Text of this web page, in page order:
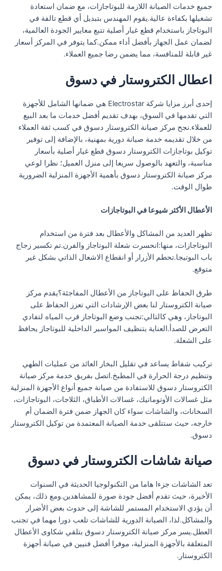
جميع خدمات الصيانة اللازمة للبوتاجازات، مع ضمان استعادة
تشغيلها بكفاءة عالية.يقوم المهندس بتبديل أي قطع تالفة في
البوتاجاز باستخدام قطع غيار أصلية تتبع معايير الجودة العالمية،
لضمان عمل الجهاز بأفضل أداء ممكن.كما يتوفر في المركز أسعار
غير قابلة للمنافسة، مما يضمن رضا جميع العملاء.
اعطال الكتروستار في دسوق
إحدى أبرز مزايا شركة Electrostar هي ضمانها الشامل للأجهزة
التي تقدمها في السوق، بهدف تقديم أفضل خدمات ما بعد البيع
للعملاء.نجح مركز صيانة الكتروستار دسوق في كسب ثقة العملاء
من خلال تقديمه خدمة صيانة دورية بمهنية، بالإضافة إلى توفير
توكيل بوتاجازات الكتروستار دسوق قطع غيار أصلية بأسعار
مناسبة، والتعهد بالوصول سريعا إلى منزل العميل؛ نظرا لوعي
مركز صيانة الكتروستار دسوق بأهمية الأجهزة المنزلية الضرورية
طوال الوقت.
الأعطال الأكثر شيوعا في البوتاجازات
تظهر العديد من المشاكل والأعطال بعد فترة من استخدام
البوتاجازات، منها:انحسرت شعلة البوتاجاز والفرن.تم تكسير زجاج
باب البوتيجا.تحطم الأزرار أو انقطاع الاشعال الذاتي بشكل غير
متوقع.
طرق الحفاظ على البوتاجاز من الأعطال المفاجئة؟يقدم مركز
صيانة الكتروستار لنا بعض الإرشادات التي تعزز الحفاظ على
البوتاجاز، وهي كالتالي:تجنب وضع البوتاجاز قرب المياه لتفادي
التعرض للصدأ.العناية بتنظيف المواسير الداخلية للبوتاجاز يحافظ
على الشعلة.
تركيب شفاط يساعد في تقليل البخار العائد من عمليات الطهي
وتنظيم درجة الحرارة في المطبخ.اتصل بفريق خدمة مركز صيانة
الكتروستار دسوق للاستفادة من صيانة جميع أنواع الأجهزة المنزلية
مثل غسالات الأوتوماتيك، غسالات الأطباق، الثلاجات، البوتاجازات،
السخانات، والشاشات سواء كان الجهاز ضمن فترة الضمان أم
خارجه، حيث ستتلقى خدمة الصيانة المعتمدة من توكيل الكتروستار
دسوق.
صيانة شاشات الكتروستار في دسوق
تعد الشاشات جزءا هاما من التكنولوجيا الحديثة في السنوات
الأخيرة، حيث تقدم أفضل جودة صورة للمشاهدين.ومع ذلك، يمكن
أن يؤدي الاستخدام المستمر للشاشة إلى حدوث بعض الأضرار
والمشاكل.لذا، الصيانة الدورية للشاشات تلعب دورا مهما في تجنب
العطل.يسر مركز صيانة الكتروستار دسوق بتلقي شكاوى الأعطال
المتعلقة بالأجهزة المنزلية، موفرا أفضل فنيين في صيانة أجهزة
الكتروستار.